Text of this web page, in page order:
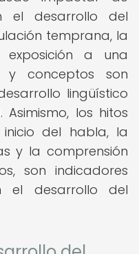
el desarrollo del
temprana, la
a una
conceptos son
lingüístico
los hitos
del habla, la
y la comprensión
son indicadores
el desarrollo del